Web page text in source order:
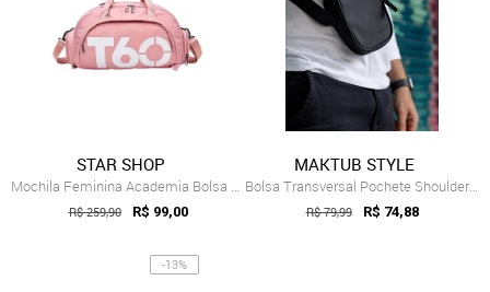
STAR SHOP
Mochila Feminina Academia Bolsa Esportiv...
R$ 259,90 R$ 99,00
MAKTUB STYLE
Bolsa Transversal Pochete Shoulder Bag M...
R$ 79,99 R$ 74,88
-13%